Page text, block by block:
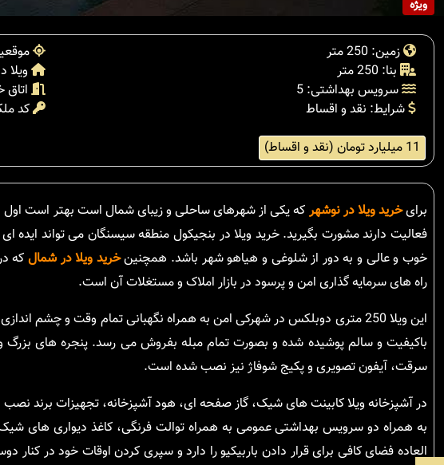
ویژه
زمین: 250 متر
بنا: 250 متر
سرویس بهداشتی: 5
اتاق
شرایط: نقد و اقساط
کد
11 میلیارد تومان (نقد و اقساط)
برایخرید ویلا در نوشهر که یکی از شهرهای ساحلی و زیبای شمال است بهتر است اول
فعالیت دارند مشورت بگیرید. خرید ویلا در بنجیکول منطقه سیسنگان می تواند
خوب و عالی و به دور از شلوغی و هیاهو شهر باشد. همچنینخرید ویلا در شمال که
راه های سرمایه گذاری امن و پرسود در بازار املاک و مستغلات آن است.
این ویلا 250 متری دوبلکس در شهرکی امن به همراه نگهبانی تمام وقت و
باکیفیت و سالم پوشیده شده و بصورت تمام مبله بفروش می رسد. پنجره های بزرگ
سرقت، آیفون تصویری و پکیج شوفاژ نیز نصب شده است.
در آشپزخانه ویلا کابینت های شیک، گاز صفحه ای، هود آشپزخانه، تجهیزات برند
به همراه دو سرویس بهداشتی عمومی به همراه توالت فرنگی، کاغذ دیواری های
العاده فضای کافی برای قرار دادن باربیکیو را دارد و سپری کردن اوقات خود در